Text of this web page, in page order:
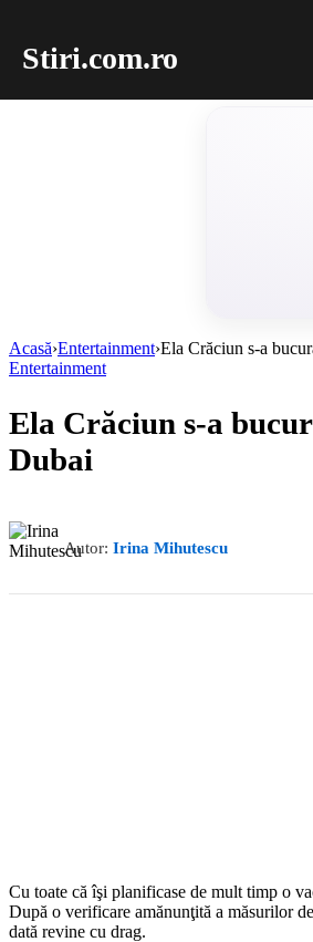
Stiri.com.ro
Acasă›Entertainment›Ela Crăciun s-a
Entertainment
Ela Crăciun s-a
Dubai
Autor: Irina Mihutescu
Cu toate că îşi planificase de mult timp o
După o verificare amănunţită a măsurilor
dată revine cu drag.